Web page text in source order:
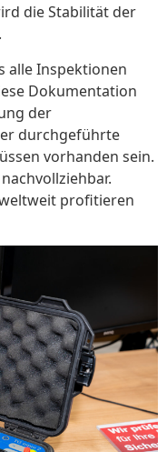
die Stabilität der
alle Inspektionen
Dokumentation
der
durchgeführte
vorhanden sein.
profitieren